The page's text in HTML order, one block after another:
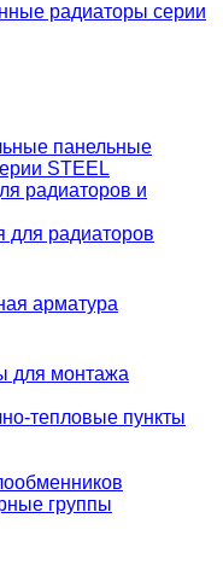
радиаторы серии
панельные
STEEL
радиаторов и
для радиаторов
арматура
для монтажа
тепловые пункты
группы